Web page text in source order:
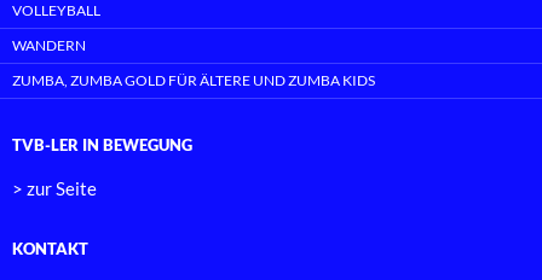
VOLLEYBALL
WANDERN
ZUMBA, ZUMBA GOLD FÜR ÄLTERE UND ZUMBA KIDS
TVB-LER IN BEWEGUNG
> zur Seite
KONTAKT